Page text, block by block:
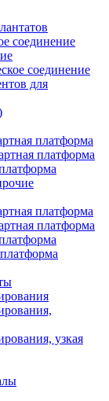
соединение
соединение
для
платформа
платформа
платформа
платформа
узкая